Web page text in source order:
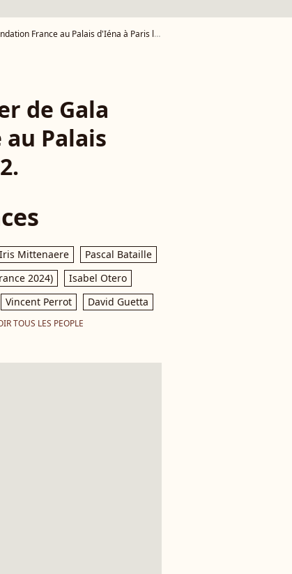
d'Iéna à Paris le 27 Novembre 2012. - Photo
de Gala
Palais
Iris Mittenaere
Pascal Bataille
2024)
Isabel Otero
Vincent Perrot David Guetta
TOUS LES PEOPLE